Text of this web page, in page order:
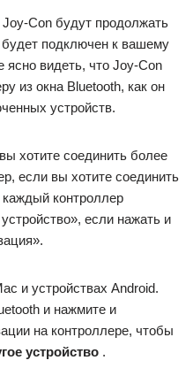
Con будут продолжать
будет подключен к вашему
видеть, что Joy-Con
из окна Bluetooth, как он
устройств.
хотите соединить более
если вы хотите соединить
контроллер
если нажать и
и устройствах Android.
и нажмите и
на контроллере, чтобы
устройство .